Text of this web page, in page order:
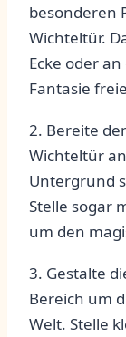
⁢besonderen
⁤Wichteltür.
Ecke oder
Fantasie
2. Bereite
Wichteltür
Untergrund
Stelle sogar
um⁢ den
3. Gestalte
Bereich ⁣um
Welt. Stelle